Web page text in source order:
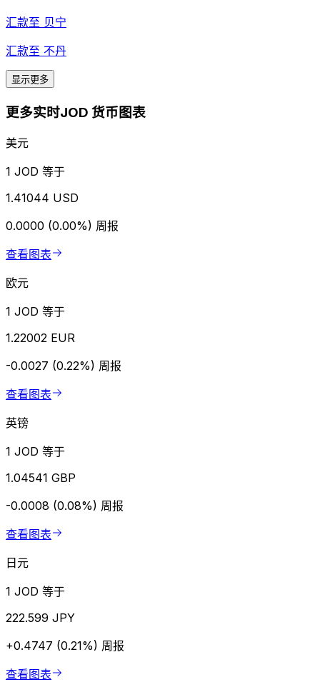
汇款至 贝宁
汇款至 不丹
显示更多
更多实时JOD 货币图表
美元
1 JOD 等于
1.41044 USD
0.0000 (0.00%) 周报
查看图表
欧元
1 JOD 等于
1.22002 EUR
-0.0027 (0.22%) 周报
查看图表
英镑
1 JOD 等于
1.04541 GBP
-0.0008 (0.08%) 周报
查看图表
日元
1 JOD 等于
222.599 JPY
+0.4747 (0.21%) 周报
查看图表